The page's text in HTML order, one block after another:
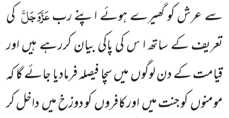
سے عرش کو گھیرے ہوئے اپنے ربعَزَّوَجَلَّ کی
تعریف کے ساتھ ا س کی پاکی بیان کررہے ہیں اور
قیامت کے دن لوگوں میں سچا فیصلہ فرمادیا جائے گا کہ
مومنوں کو جنت میں اور کافروں کو دوزخ میں داخل کر